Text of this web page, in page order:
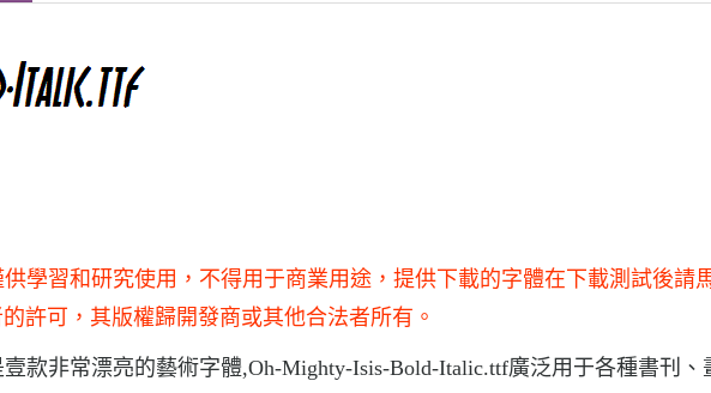
學習和研究使用，不得用于商業用途，提供下載的字體在下載測試後請
許可，其版權歸開發商或其他合法者所有。
款非常漂亮的藝術字體,Oh-Mighty-Isis-Bold-Italic.ttf廣泛用于各種書刊、